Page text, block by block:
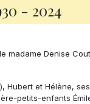
- 2024
madame Denise
Hubert et Hélène,
petits-enfants